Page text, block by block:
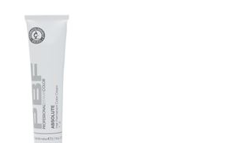
DÉTAILS